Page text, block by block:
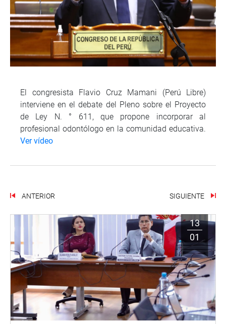
El congresista Flavio Cruz Mamani (Perú Libre)
interviene en el debate del Pleno sobre el Proyecto
de Ley N. ° 611, que propone incorporar al
profesional odontólogo en la comunidad educativa.
Ver vídeo
ANTERIOR SIGUIENTE
13
01